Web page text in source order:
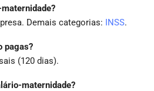
Demais categorias: INSS.
pagas?
(120 dias).
maternidade?